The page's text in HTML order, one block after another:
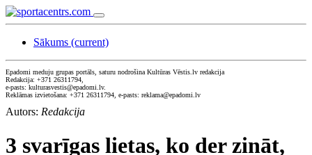
Sākums (current)
Epadomi meduju grupas portāls, saturu nodrošina Kultūras Vēstis.lv redakcija
Redakcija: +371 26311794,
e-pasts: kulturasvestis@epadomi.lv.
Reklāmas izvietošana: +371 26311794, e-pasts: reklama@epadomi.lv
Autors: Redakcija
3 svarīgas lietas, ko der zināt,